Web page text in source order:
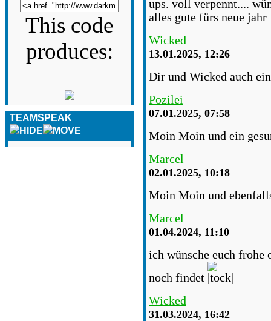
This code
produces:
TEAMSPEAK
ups. voll verpennt....
alles gute fürs neue jahr
Wicked
13.01.2025, 12:26
Dir und Wicked auch ein
Pozilei
07.01.2025, 07:58
Moin Moin und ein
Marcel
02.01.2025, 10:18
Moin Moin und
Marcel
01.04.2024, 11:10
ich wünsche euch frohe
noch findet
Wicked
31.03.2024, 16:42